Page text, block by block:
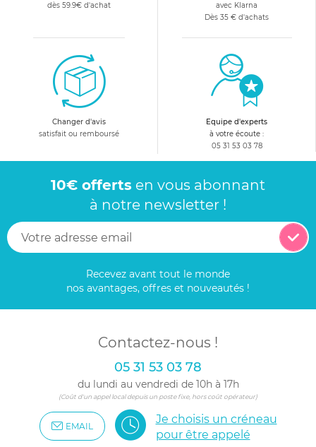
dès 59.9€ d'achat
avec Klarna
Dès 35 € d'achats
Changer d'avis
satisfait ou remboursé
Equipe d'experts
à votre écoute :
05 31 53 03 78
10€ offerts en vous abonnant
à notre newsletter !
Recevez avant tout le monde
nos avantages, offres et nouveautés !
Contactez-nous !
05 31 53 03 78
du lundi au vendredi de 10h à 17h
(Coût d'un appel local depuis un poste fixe, hors coût opérateur)
EMAIL
Je choisis un créneau
pour être appelé